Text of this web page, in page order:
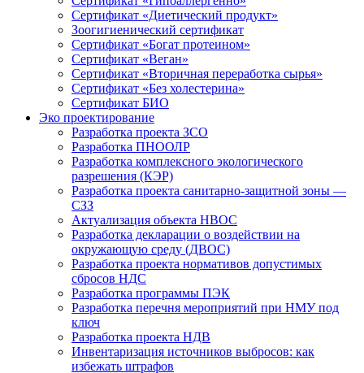
Сертификат «Диетический продукт»
Зоогигиенический сертификат
Сертификат «Богат протеином»
Сертификат «Веган»
Сертификат «Вторичная переработка сырья»
Сертификат «Без холестерина»
Сертификат БИО
Эко проектирование
Разработка проекта ЗСО
Разработка ПНООЛР
Разработка комплексного экологического
разрешения (КЭР)
Разработка проекта санитарно-защитной зоны —
СЗЗ
Актуализация объекта НВОС
Разработка декларации о воздействии на
окружающую среду (ДВОС)
Разработка проекта нормативов допустимых
сбросов НДС
Разработка программы ПЭК
Разработка перечня мероприятий при НМУ под
ключ
Разработка проекта НДВ
Инвентаризация источников выбросов: как
избежать штрафов